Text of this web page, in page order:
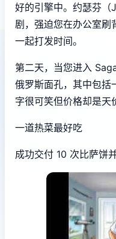
好的引擎中。约瑟芬
剧，强迫您在办公室刷
一起打发时间。
第二天，当您进入
俄罗斯面孔，其中包括
字很可笑但价格却是天
一道热菜最好吃
成功交付 10 次比萨饼